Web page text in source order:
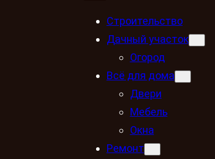
Строительство
Дачный участок
Огород
Всё для дома
Двери
Мебель
Окна
Ремонт